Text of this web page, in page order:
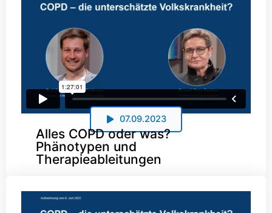
07.09.2023
Alles COPD oder was?
Phänotypen und
Therapieableitungen